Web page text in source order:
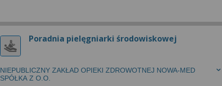
Poradnia pielęgniarki środowiskowej
NIEPUBLICZNY ZAKŁAD OPIEKI ZDROWOTNEJ NOWA-MED
SPÓŁKA Z O.O.